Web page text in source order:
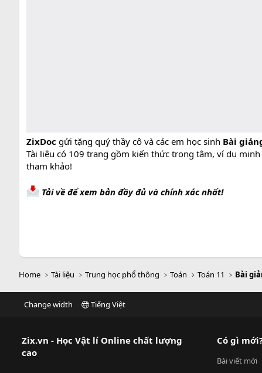
ZixDoc gửi tặng quý thầy cô và các em học sinh Bài
Tài liệu có 109 trang gồm kiến thức trong tâm, ví dụ
tham khảo!
Tải về để xem bản đầy đủ và chính xác nhất!
Home Tài liệu Trung học phổ thông Toán Toán 11 Bài
Change width Tiếng Việt
Zix.vn - Học Vật lí Online chất lượng
cao
Có gì
Bài viết mới